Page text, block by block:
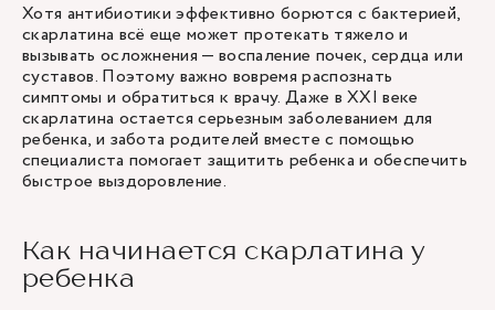
Хотя антибиотики эффективно борются с бактерией,
скарлатина всё еще может протекать тяжело и
вызывать осложнения — воспаление почек, сердца или
суставов. Поэтому важно вовремя распознать
симптомы и обратиться к врачу. Даже в XXI веке
скарлатина остается серьезным заболеванием для
ребенка, и забота родителей вместе с помощью
специалиста помогает защитить ребенка и обеспечить
быстрое выздоровление.
Как начинается скарлатина у
ребенка